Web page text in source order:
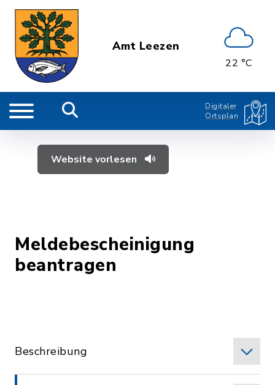
Amt Leezen
22 °C
Digitaler
Ortsplan
Website vorlesen
Meldebescheinigung
beantragen
Beschreibung